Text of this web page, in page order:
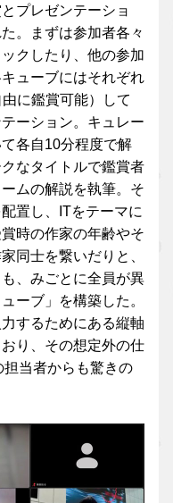
プレゼンテーショ
。まずは参加者各々
クしたり、他の参加
ューブにはそれぞれ
に鑑賞可能）して
ーション。キュレー
各自10分程度で解
なタイトルで鑑賞者
ムの解説を執筆。そ
置し、ITをテーマに
時の作家の年齢やそ
同士を繋いだりと、
、みごとに全員が異
ーブ」を構築した。
するためにある縦軸
り、その想定外の仕
担当者からも驚きの